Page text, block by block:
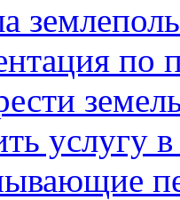
по
услугу в